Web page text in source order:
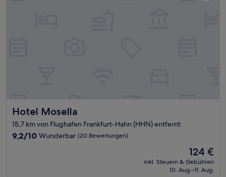
Hotel Mosella
Hotel Mosella
15,7 km von Flughafen Frankfurt-Hahn (HHN) entfernt
9.2
9,2/10 Wunderbar (20 Bewertungen)
Der
Preis
beträgt
124 €
inkl. Steuern & Gebühren
10. Aug.–11. Aug.